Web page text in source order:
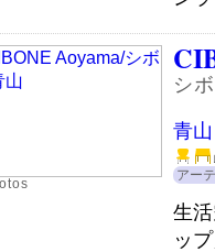
シ
青
アー
生
ッ